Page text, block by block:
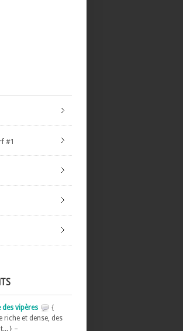
#1
des vipères
{
riche et dense, des
} –